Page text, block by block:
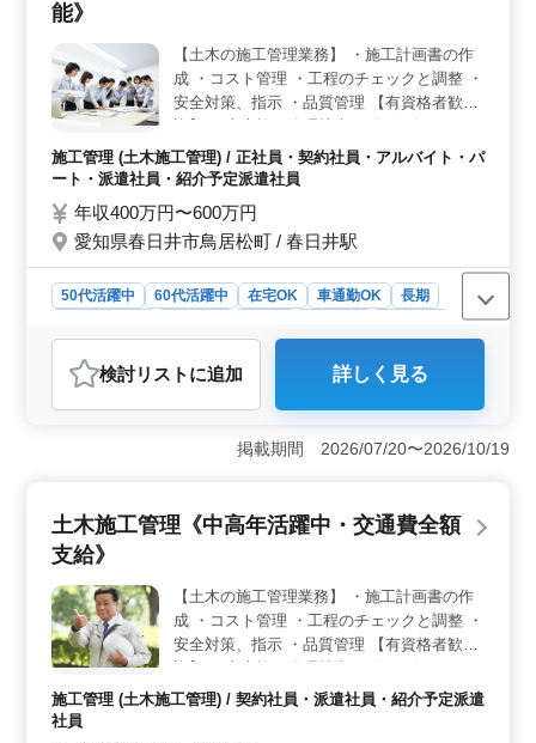
務についても、所内業務を経験した後に担当するため、
い福利厚生で安心感を提供＞ 年収450万円〜700万円と
いう高水準の給与が設定されており、安定した収入が期
待できます。さらに、賞与制度があり、年2回支給されて
います。退職金制度や退職金共済にも加入しており、長
期的に働く上での安心感があります。また、介護休業の
取得実績もあり、ライフステージの変化に対応した働き
方ができる点も大きな魅力です。 ＜働きやすさと通
勤の利便性が整った環境＞ 勤務地は川越駅から近く、
車での通勤も可能なため、通勤のストレスが少なく快適
夏期休暇や冬期休暇も整っているため、プライベートの
時間を大切にしたい方にとって理想的な環境です。職場
す。
能》
【土木の施工管理業務】 ・施工計画書の作
成 ・コスト管理 ・工程のチェックと調整 ・
安全対策、指示 ・品質管理 【有資格者歓
50代、60代の経験者歓迎です。
施工管理 (土木施工管理) / 正社員・契約社員・アルバイト・パ
ート・派遣社員・紹介予定派遣社員
年収400万円〜600万円
愛知県春日井市鳥居松町 / 春日井駅
50代活躍中 60代活躍中 在宅OK 車通勤OK
長期
アルバイト・パート
おすすめポイント
＜企業概要＞ 公共土木工事から民間企業まで幅広く手
がけ、安定的な経営基盤を持つ建設会社です。多様な事
業展開をしており、景気変動の影響を受けにくいで
歓迎され、資格保有者は優遇されます。 ＜給与と福
利厚生＞ 年収400～600万円で、能力や資格により上積
災保険など福利厚生が充実している点が魅力です。
検討リスト に追加 詳しく見る
掲載期間 2026/07/20〜2026/10/19
土木施工管理《中高年活躍中・交通費全額
支給》
【土木の施工管理業務】 ・施工計画書の作
成 ・コスト管理 ・工程のチェックと調整 ・
安全対策、指示 ・品質管理 【有資格者歓
50代、60代の経験者歓迎です。
施工管理 (土木施工管理) / 契約社員・派遣社員・紹介予定派遣
社員